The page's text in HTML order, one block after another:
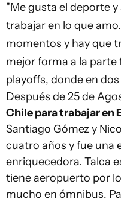
"Me gusta el deporte
trabajar en lo que
momentos y hay que
mejor forma a la parte
playoffs, donde en
Después de 25 de
Chile para trabajar en
Santiago Gómez y
cuatro años y fue una
enriquecedora. Talca
tiene aeropuerto por
mucho en ómnibus.